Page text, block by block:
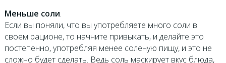
Меньше соли.
Если вы поняли, что вы употребляете много соли в
своем рационе, то начните привыкать, и делайте это
постепенно, употребляя менее соленую пищу, и это не
сложно будет сделать. Ведь соль маскирует вкус блюда,